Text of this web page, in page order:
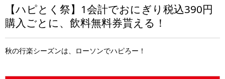
【ハピとく祭】1会計でおにぎり税込390円
購入ごとに、飲料無料券貰える！
秋の行楽シーズンは、ローソンでハピろー！